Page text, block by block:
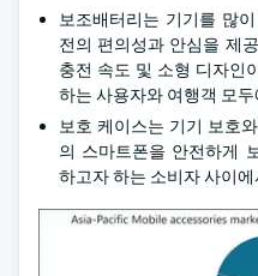
보조배터리는 기기를 많
전의 편의성과 안심을 제
충전 속도 및 소형 디자인
하는 사용자와 여행객 모
보호 케이스는 기기 보호
의 스마트폰을 안전하게
하고자 하는 소비자 사이